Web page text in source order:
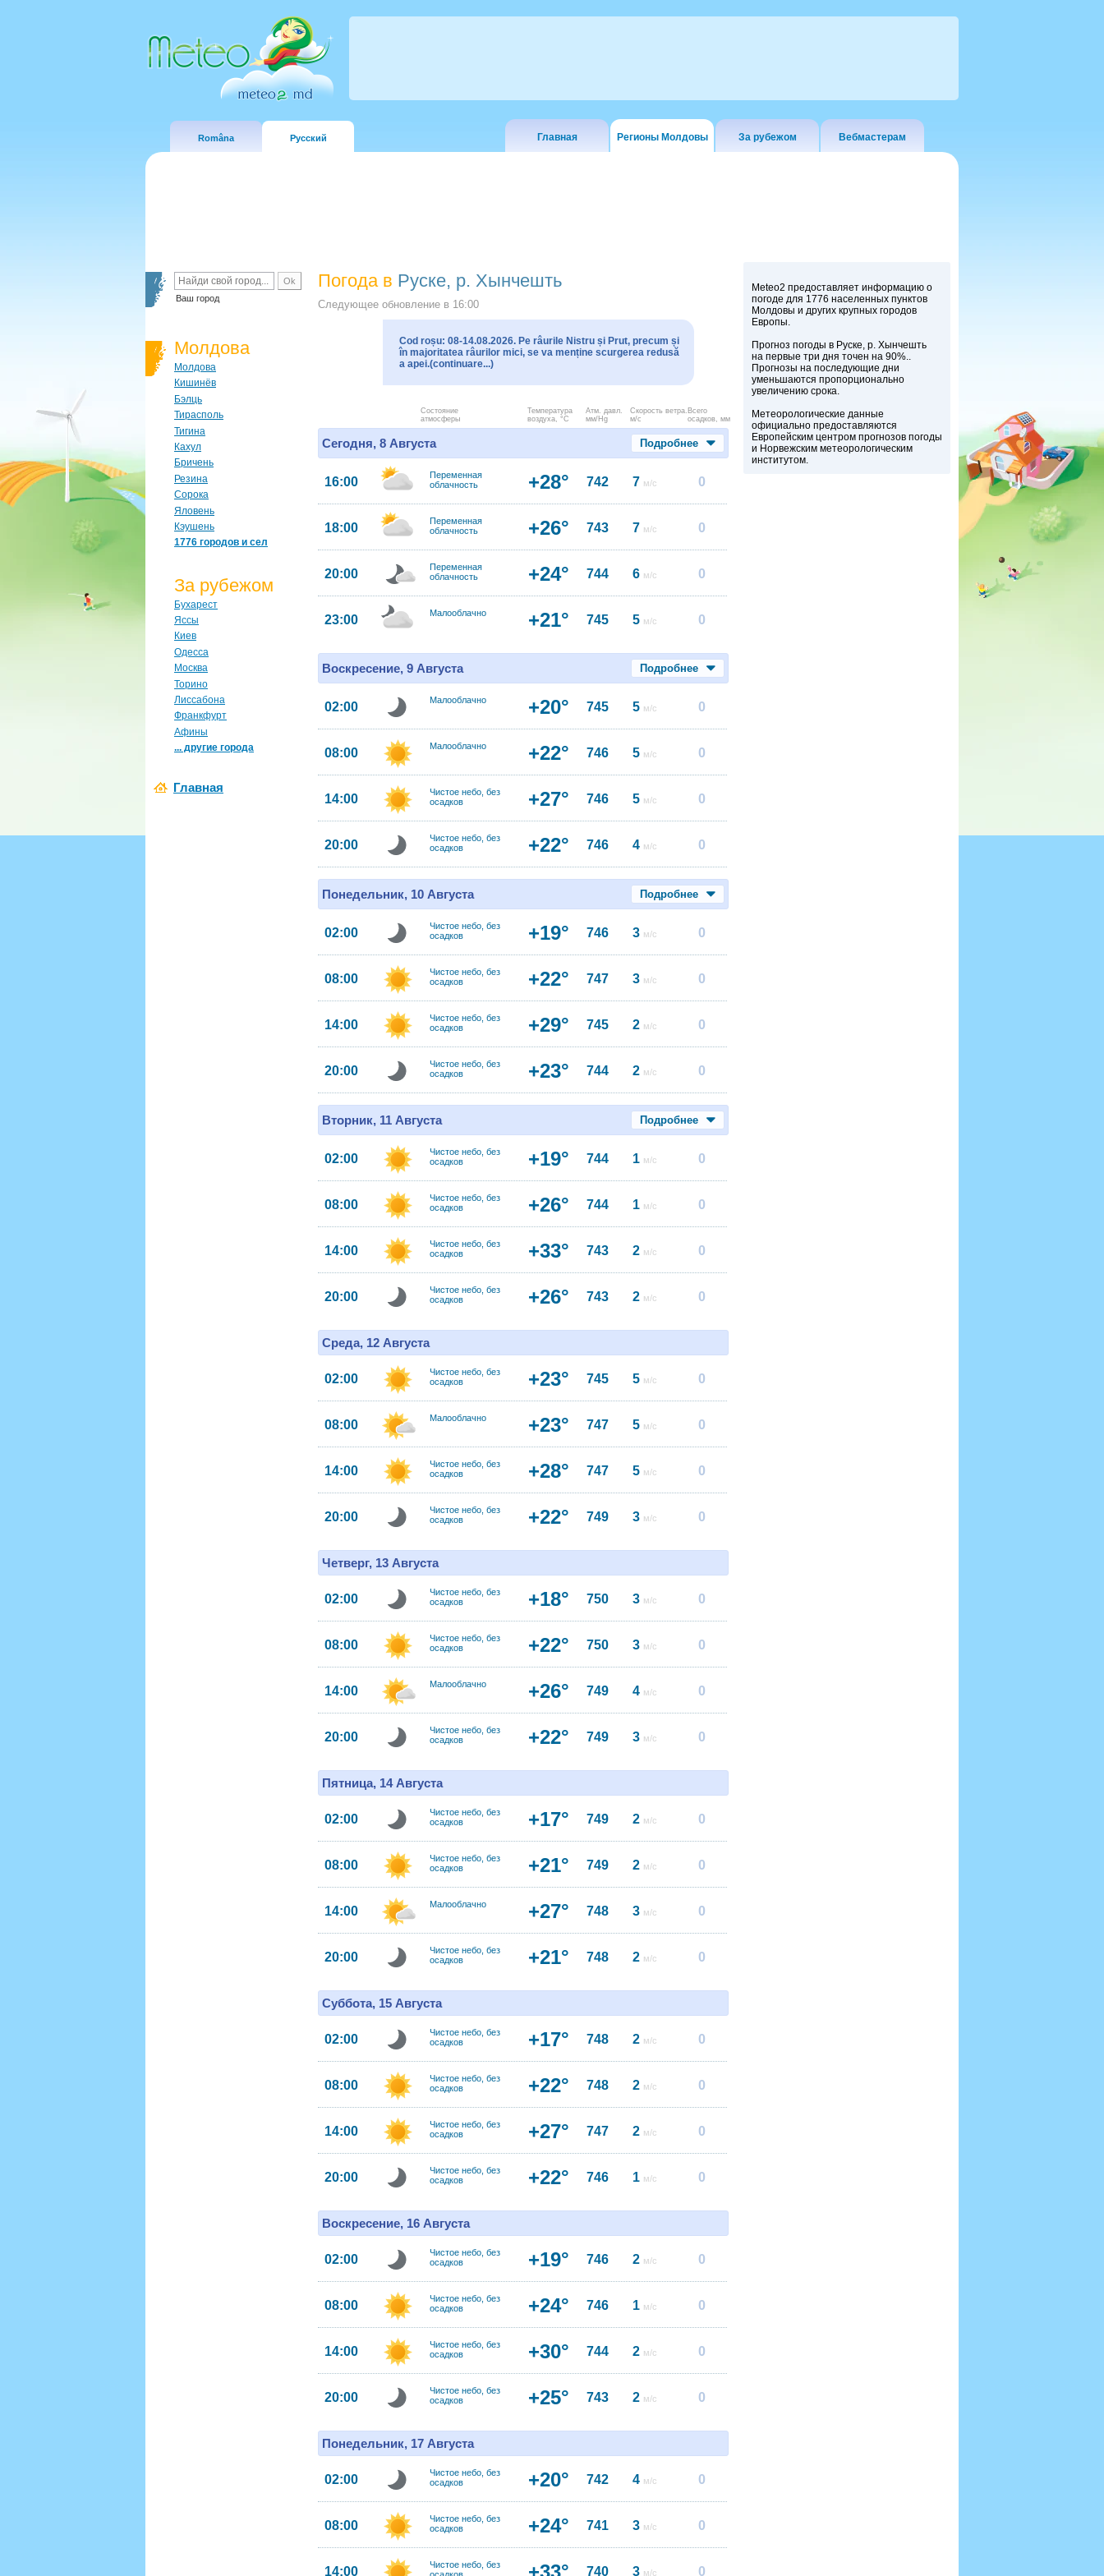
Româna Русский Главная Регионы Молдовы За рубежом Вебмастерам
Ваш город
Молдова
Молдова
Кишинёв
Бэлць
Тирасполь
Тигина
Кахул
Бричень
Резина
Сорока
Яловень
Кэушень
1776 городов и сел
За рубежом
Бухарест
Яссы
Киев
Одесса
Москва
Торино
Лиссабона
Франкфурт
Афины
... другие города
Главная
Погода в Руске, р. Хынчешть
Следующее обновление в 16:00
Cod roșu: 08-14.08.2026. Pe râurile Nistru și Prut, precum și
în majoritatea râurilor mici, se va menține scurgerea redusă
a apei.(continuare...)
Состояние
атмосферы
Температура
воздуха, °C
Атм. давл.
мм/Hg
Скорость ветра.
м/с
Всего
осадков, мм
Сегодня, 8 Августа Подробнее
16:00
Переменная
облачность
+28° 742 7 м/с 0
18:00
Переменная
облачность
+26° 743 7 м/с 0
20:00
Переменная
облачность
+24° 744 6 м/с 0
23:00 Малооблачно +21° 745 5 м/с 0
Воскресение, 9 Августа Подробнее
02:00 Малооблачно +20° 745 5 м/с 0
08:00 Малооблачно +22° 746 5 м/с 0
14:00
Чистое небо, без
осадков
+27° 746 5 м/с 0
20:00
Чистое небо, без
осадков
+22° 746 4 м/с 0
Понедельник, 10 Августа Подробнее
02:00
Чистое небо, без
осадков
+19° 746 3 м/с 0
08:00
Чистое небо, без
осадков
+22° 747 3 м/с 0
14:00
Чистое небо, без
осадков
+29° 745 2 м/с 0
20:00
Чистое небо, без
осадков
+23° 744 2 м/с 0
Вторник, 11 Августа Подробнее
02:00
Чистое небо, без
осадков
+19° 744 1 м/с 0
08:00
Чистое небо, без
осадков
+26° 744 1 м/с 0
14:00
Чистое небо, без
осадков
+33° 743 2 м/с 0
20:00
Чистое небо, без
осадков
+26° 743 2 м/с 0
Среда, 12 Августа
02:00
Чистое небо, без
осадков
+23° 745 5 м/с 0
08:00 Малооблачно +23° 747 5 м/с 0
14:00
Чистое небо, без
осадков
+28° 747 5 м/с 0
20:00
Чистое небо, без
осадков
+22° 749 3 м/с 0
Четверг, 13 Августа
02:00
Чистое небо, без
осадков
+18° 750 3 м/с 0
08:00
Чистое небо, без
осадков
+22° 750 3 м/с 0
14:00 Малооблачно +26° 749 4 м/с 0
20:00
Чистое небо, без
осадков
+22° 749 3 м/с 0
Пятница, 14 Августа
02:00
Чистое небо, без
осадков
+17° 749 2 м/с 0
08:00
Чистое небо, без
осадков
+21° 749 2 м/с 0
14:00 Малооблачно +27° 748 3 м/с 0
20:00
Чистое небо, без
осадков
+21° 748 2 м/с 0
Суббота, 15 Августа
02:00
Чистое небо, без
осадков
+17° 748 2 м/с 0
08:00
Чистое небо, без
осадков
+22° 748 2 м/с 0
14:00
Чистое небо, без
осадков
+27° 747 2 м/с 0
20:00
Чистое небо, без
осадков
+22° 746 1 м/с 0
Воскресение, 16 Августа
02:00
Чистое небо, без
осадков
+19° 746 2 м/с 0
08:00
Чистое небо, без
осадков
+24° 746 1 м/с 0
14:00
Чистое небо, без
осадков
+30° 744 2 м/с 0
20:00
Чистое небо, без
осадков
+25° 743 2 м/с 0
Понедельник, 17 Августа
02:00
Чистое небо, без
осадков
+20° 742 4 м/с 0
08:00
Чистое небо, без
осадков
+24° 741 3 м/с 0
14:00
Чистое небо, без
+33° 740 3 м/с 0
Meteo2 предоставляет информацию о
погоде для 1776 населенных пунктов
Молдовы и других крупных городов
Европы.
Прогноз погоды в Руске, р. Хынчешть
на первые три дня точен на 90%..
Прогнозы на последующие дни
уменьшаются пропорционально
увеличению срока.
Метеорологические данные
официально предоставляются
Европейским центром прогнозов погоды
и Норвежским метеорологическим
институтом.